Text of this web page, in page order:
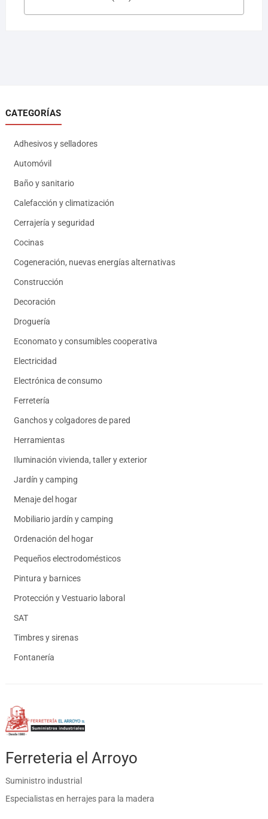
CATEGORÍAS
Adhesivos y selladores
Automóvil
Baño y sanitario
Calefacción y climatización
Cerrajería y seguridad
Cocinas
Cogeneración, nuevas energías alternativas
Construcción
Decoración
Droguería
Economato y consumibles cooperativa
Electricidad
Electrónica de consumo
Ferretería
Ganchos y colgadores de pared
Herramientas
Iluminación vivienda, taller y exterior
Jardín y camping
Menaje del hogar
Mobiliario jardín y camping
Ordenación del hogar
Pequeños electrodomésticos
Pintura y barnices
Protección y Vestuario laboral
SAT
Timbres y sirenas
Fontanería
Ferreteria el Arroyo
Suministro industrial
Especialistas en herrajes para la madera